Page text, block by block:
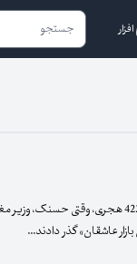
در بیست و هشتم صفر سال 422 هجری، وقتی
بازار عاشقان» گذر دادند...